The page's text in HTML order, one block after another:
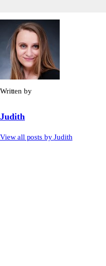
Written by
Judith
View all posts byJudith